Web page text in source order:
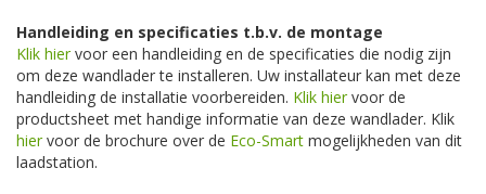
Handleiding en specificaties t.b.v. de montage
Klik hiervoor een handleiding en de specificaties die nodig zijn
om deze wandlader te installeren. Uw installateur kan met deze
handleiding de installatie voorbereiden. Klik hiervoor de
productsheet met handige informatie van deze wandlader. Klik
hiervoor de brochure over de Eco-Smart mogelijkheden van dit
laadstation.